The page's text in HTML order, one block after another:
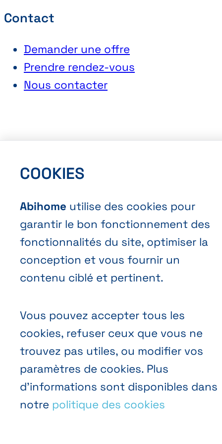
Abihome
Conditions générales de vente
FR NL
Contact
Demander une offre
Prendre rendez-vous
Nous contacter
COOKIES
Abihome utilise des cookies pour
garantir le bon fonctionnement des
fonctionnalités du site, optimiser la
conception et vous fournir un
contenu ciblé et pertinent.
Vous pouvez accepter tous les
cookies, refuser ceux que vous ne
trouvez pas utiles, ou modifier vos
paramètres de cookies. Plus
d’informations sont disponibles dans
notre politique des cookies